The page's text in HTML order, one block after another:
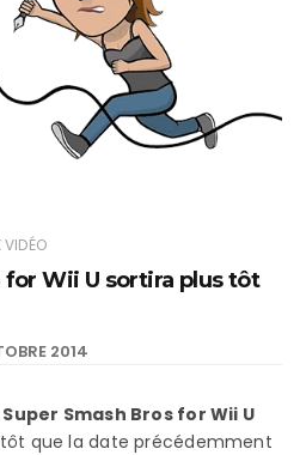
VIDÉO
for Wii U sortira plus tôt
2014
Super Smash Bros for Wii U
que la date précédemment